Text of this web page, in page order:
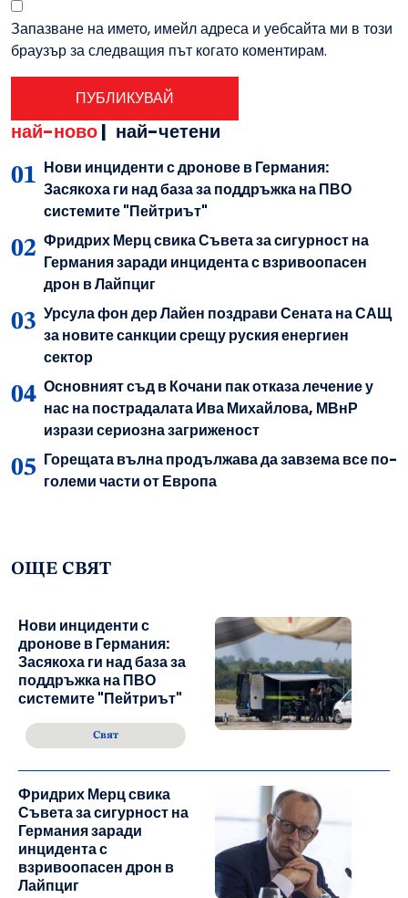
Запазване на името, имейл адреса и уебсайта ми в този
браузър за следващия път когато коментирам.
най-ново| най-четени
Нови инциденти с дронове в Германия:
Засякоха ги над база за поддръжка на ПВО
системите "Пейтриът"
Фридрих Мерц свика Съвета за сигурност на
Германия заради инцидента с взривоопасен
дрон в Лайпциг
Урсула фон дер Лайен поздрави Сената на САЩ
за новите санкции срещу руския енергиен
сектор
Основният съд в Кочани пак отказа лечение у
нас на пострадалата Ива Михайлова, МВнР
изрази сериозна загриженост
Горещата вълна продължава да завзема все по-
големи части от Европа
ОЩЕ СВЯТ
Нови инциденти с
дронове в Германия:
Засякоха ги над база за
поддръжка на ПВО
системите "Пейтриът"
Свят
Фридрих Мерц свика
Съвета за сигурност на
Германия заради
инцидента с
взривоопасен дрон в
Лайпциг